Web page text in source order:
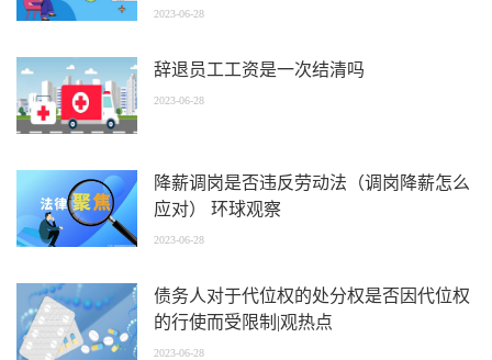
2023-06-28
辞退员工工资是一次结清吗
2023-06-28
降薪调岗是否违反劳动法（调岗降薪怎么
应对） 环球观察
2023-06-28
债务人对于代位权的处分权是否因代位权
的行使而受限制|观热点
2023-06-28